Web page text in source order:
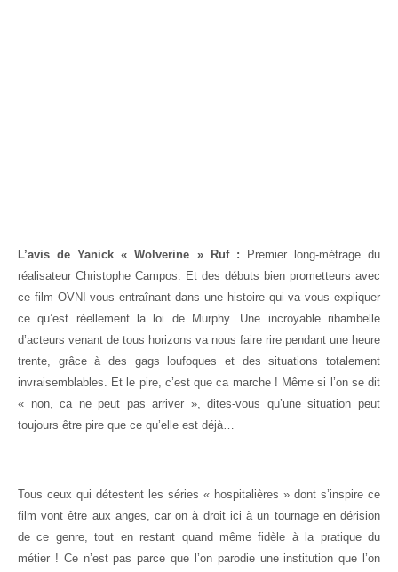
L’avis de Yanick « Wolverine » Ruf : Premier long-métrage du
réalisateur Christophe Campos. Et des débuts bien prometteurs avec
ce film OVNI vous entraînant dans une histoire qui va vous expliquer
ce qu’est réellement la loi de Murphy. Une incroyable ribambelle
d’acteurs venant de tous horizons va nous faire rire pendant une heure
trente, grâce à des gags loufoques et des situations totalement
invraisemblables. Et le pire, c’est que ca marche ! Même si l’on se dit
« non, ca ne peut pas arriver », dites-vous qu’une situation peut
toujours être pire que ce qu’elle est déjà…
Tous ceux qui détestent les séries « hospitalières » dont s’inspire ce
film vont être aux anges, car on à droit ici à un tournage en dérision
de ce genre, tout en restant quand même fidèle à la pratique du
métier ! Ce n’est pas parce que l’on parodie une institution que l’on